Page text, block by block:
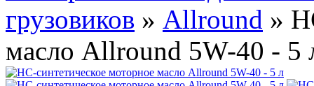
грузовиков » Allround »
масло Allround 5W-40 - 5